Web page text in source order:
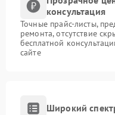
консультация
Точные прайс-листы,
ремонта, отсутствие
бесплатной
сайте
Широкий